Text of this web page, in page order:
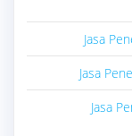
Jasa
Jasa
Jasa